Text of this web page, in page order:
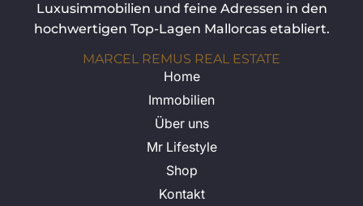
Luxusimmobilien und feine Adressen in den
hochwertigen Top-Lagen Mallorcas etabliert.
MARCEL REMUS REAL ESTATE
Home
Immobilien
Über uns
Mr Lifestyle
Shop
Kontakt